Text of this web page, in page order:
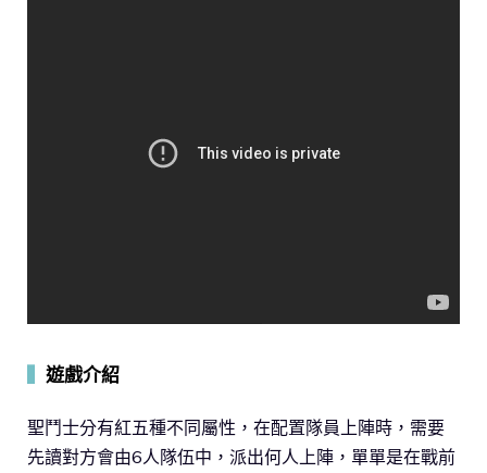
遊戲介紹
聖鬥士分有紅五種不同屬性，在配置隊員上陣時，需要
先讀對方會由6人隊伍中，派出何人上陣，單單是在戰前